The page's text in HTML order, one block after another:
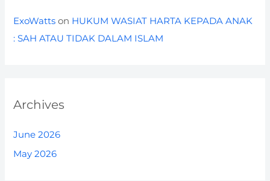
ExoWatts on HUKUM WASIAT HARTA KEPADA ANAK
: SAH ATAU TIDAK DALAM ISLAM
Archives
June 2026
May 2026